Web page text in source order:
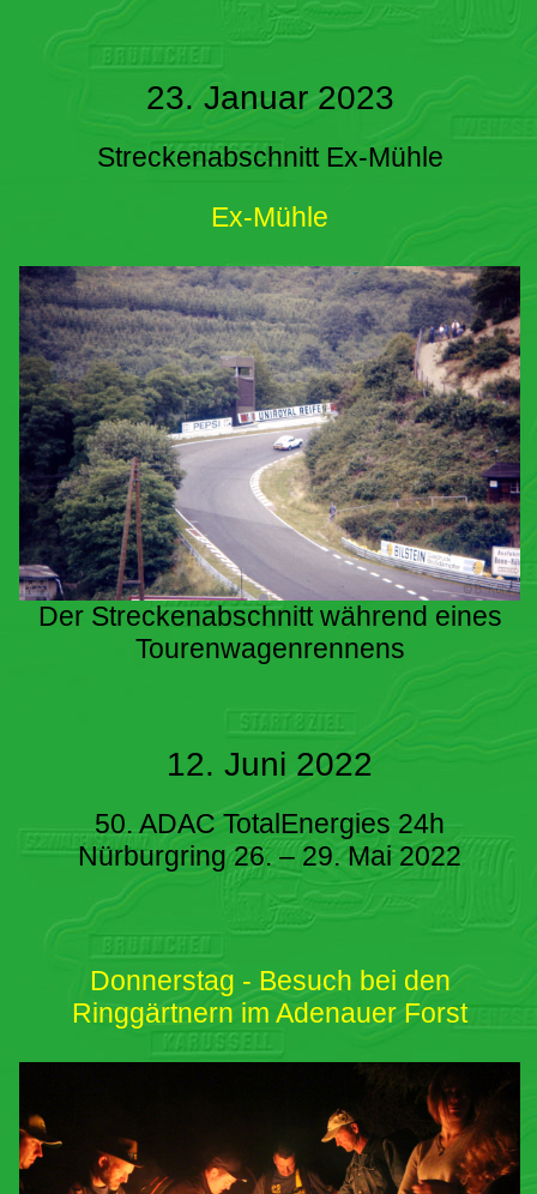
23. Januar 2023
Streckenabschnitt Ex-Mühle
Ex-Mühle
Der Streckenabschnitt während eines
Tourenwagenrennens
12. Juni 2022
50. ADAC TotalEnergies 24h
Nürburgring 26. – 29. Mai 2022
Donnerstag - Besuch bei den
Ringgärtnern im Adenauer Forst